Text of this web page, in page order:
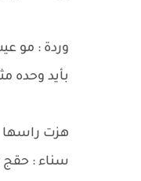
وردة : مو
بأيد وحده
هزت راسها
سناء : حقج